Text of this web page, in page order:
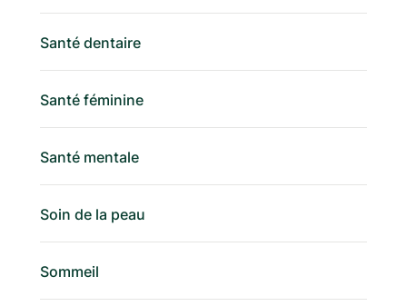
Santé dentaire
Santé féminine
Santé mentale
Soin de la peau
Sommeil